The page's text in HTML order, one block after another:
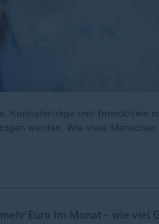
Kapitalerträge und Immobilien
werden. Wie viele
Euro im Monat - wie viel